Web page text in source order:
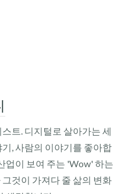
트. 디지털로 살아가는 세
, 사람의 이야기를 좋아합
업이 보여 주는 'Wow' 하는
것이 가져다 줄 삶의 변화